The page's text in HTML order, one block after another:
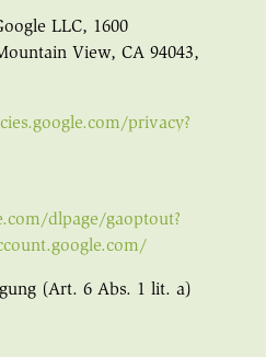
LLC, 1600
View, CA 94043,
privacy?
dlpage/gaoptout?
(Art. 6 Abs. 1 lit. a)